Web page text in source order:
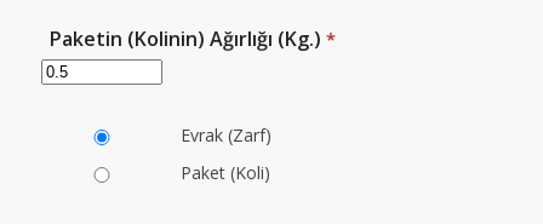
Paketin (Kolinin) Ağırlığı (Kg.)*
Evrak (Zarf)
Paket (Koli)